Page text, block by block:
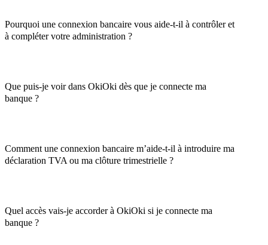
Pourquoi une connexion bancaire vous aide-t-il à contrôler et
à compléter votre administration ?
Que puis-je voir dans OkiOki dès que je connecte ma
banque ?
Comment une connexion bancaire m’aide-t-il à introduire ma
déclaration TVA ou ma clôture trimestrielle ?
Quel accès vais-je accorder à OkiOki si je connecte ma
banque ?